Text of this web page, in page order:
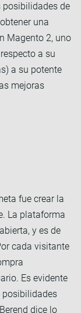
posibilidades de
una
Magento 2, uno
a su
a su potente
mejoras
fue crear la
La plataforma
y es de
cada visitante
Es evidente
posibilidades
dice lo